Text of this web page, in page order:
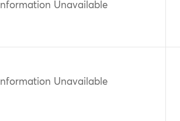
Information Unavailable
Information Unavailable